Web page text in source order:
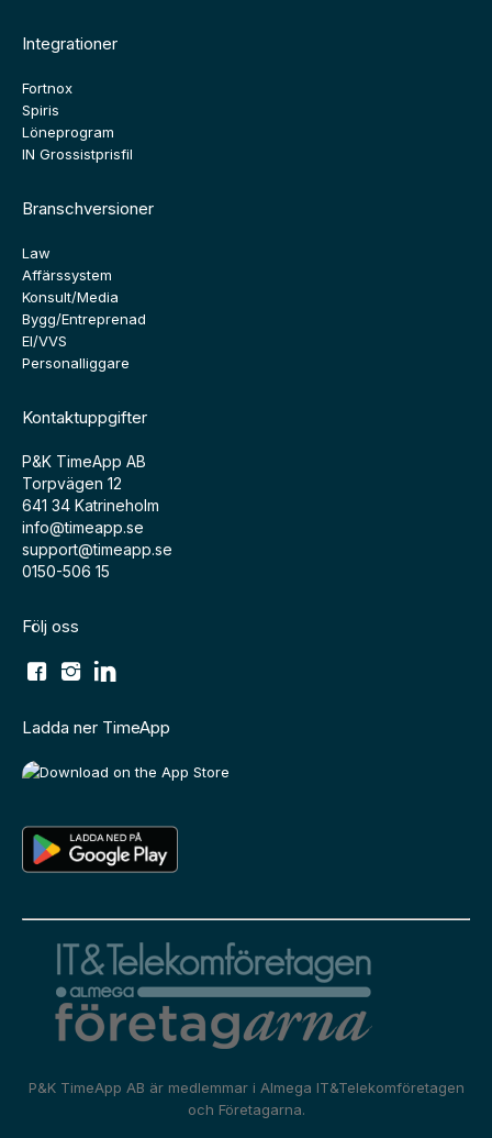
Integrationer
Fortnox
Spiris
Löneprogram
IN Grossistprisfil
Branschversioner
Law
Affärssystem
Konsult/Media
Bygg/Entreprenad
El/VVS
Personalliggare
Kontaktuppgifter
P&K TimeApp AB
Torpvägen 12
641 34 Katrineholm
info@timeapp.se
support@timeapp.se
0150-506 15
Följ oss
Ladda ner TimeApp
P&K TimeApp AB är medlemmar i Almega IT&Telekomföretagen
och Företagarna.